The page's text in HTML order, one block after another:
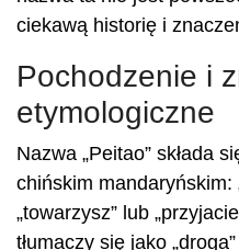
ciekawą historię i
Pochodzenie i
etymologiczne
Nazwa „Peitao” składa
chińskim mandaryńskim:
„towarzysz” lub
tłumaczy się jako